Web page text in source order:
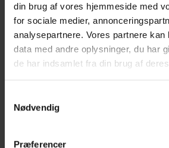
din brug af vores hjemmeside med
for sociale medier,
analysepartnere. Vores partnere kan
data med andre oplysninger, du har
de har indsamlet fra din brug af
Nødvendig
Præferencer
Gozzip
Gozzip GKetti Top - Grøn
stribet top G263012 White w.
Green stripe
499,95 kr
Zhenzi
Zhenzi
Pink
Pink
+42